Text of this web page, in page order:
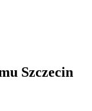
Szczecin